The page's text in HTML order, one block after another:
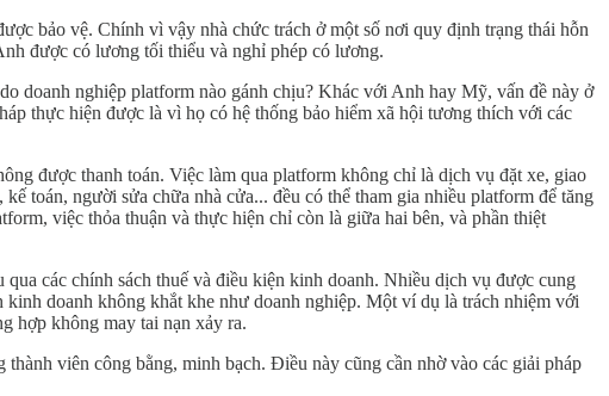
bảo vệ. Chính vì vậy nhà chức trách ở một số nơi quy định trạng thái hỗn
được có lương tối thiểu và nghỉ phép có lương.
doanh nghiệp platform nào gánh chịu? Khác với Anh hay Mỹ, vấn đề này ở
thực hiện được là vì họ có hệ thống bảo hiểm xã hội tương thích với các
được thanh toán. Việc làm qua platform không chỉ là dịch vụ đặt xe, giao
toán, người sửa chữa nhà cửa... đều có thể tham gia nhiều platform để tăng
việc thỏa thuận và thực hiện chỉ còn là giữa hai bên, và phần thiệt
các chính sách thuế và điều kiện kinh doanh. Nhiều dịch vụ được cung
doanh không khắt khe như doanh nghiệp. Một ví dụ là trách nhiệm với
hợp không may tai nạn xảy ra.
viên công bằng, minh bạch. Điều này cũng cần nhờ vào các giải pháp